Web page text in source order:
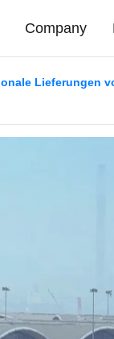
Company
Lieferungen